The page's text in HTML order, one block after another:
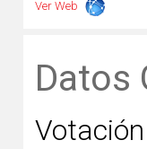
Ver Web
Datos